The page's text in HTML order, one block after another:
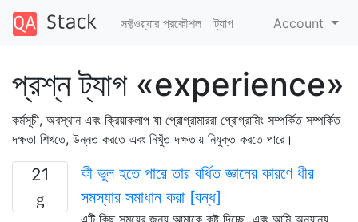
সফ্টওয়্যার প্রকৌশল ট্যাগ Account
প্রশ্ন ট্যাগ «experience»
কর্মসূচী, অবস্থান এবং ক্রিয়াকলাপ যা প্রোগ্রামাররা প্রোগ্রামিং সম্পর্কিত সম্পর্কিত
দক্ষতা শিখতে, উন্নত করতে এবং নিখুঁত দক্ষতায় নিযুক্ত করতে পারে।
21
কী ভুল হতে পারে তার বর্ধিত জ্ঞানের কারণে ধীর
সমস্যার সমাধান করা [বন্ধ]
এটি কিছু সময়ের জন্য আমাকে কষ্ট দিচ্ছে, এবং আমি অন্যান্য